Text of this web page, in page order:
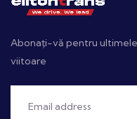
Abonați-vă pentru
viitoare